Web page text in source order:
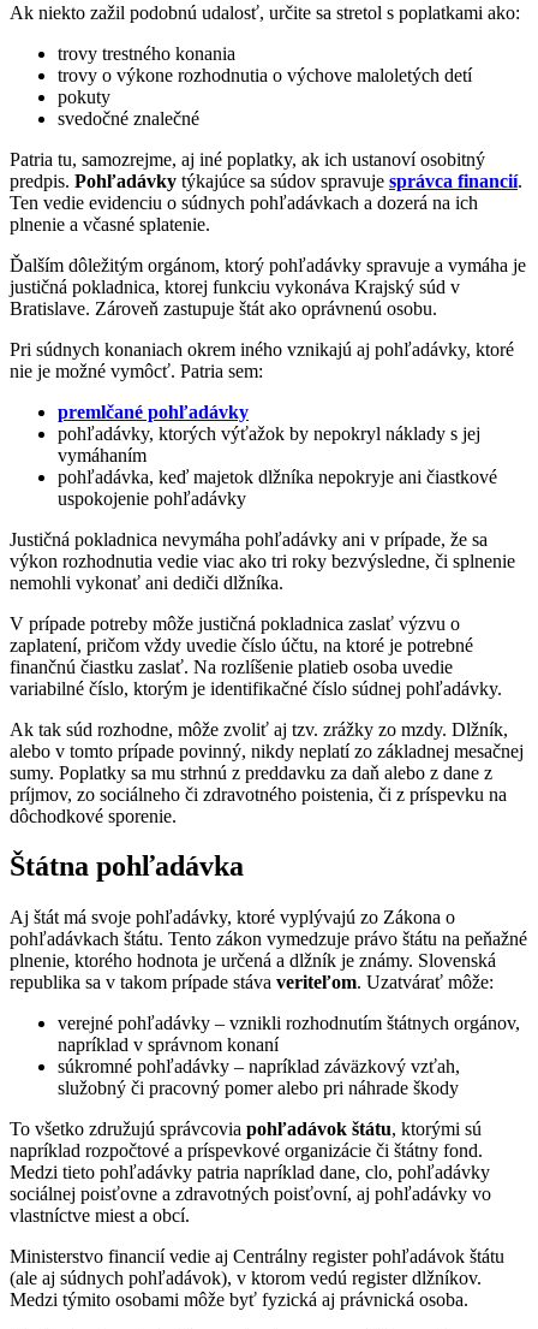
Ak niekto zažil podobnú udalosť, určite sa stretol s poplatkami ako:
trovy trestného konania
trovy o výkone rozhodnutia o výchove maloletých detí
pokuty
svedočné znalečné
Patria tu, samozrejme, aj iné poplatky, ak ich ustanoví osobitný
predpis. Pohľadávky týkajúce sa súdov spravuje správca financií.
Ten vedie evidenciu o súdnych pohľadávkach a dozerá na ich
plnenie a včasné splatenie.
Ďalším dôležitým orgánom, ktorý pohľadávky spravuje a vymáha je
justičná pokladnica, ktorej funkciu vykonáva Krajský súd v
Bratislave. Zároveň zastupuje štát ako oprávnenú osobu.
Pri súdnych konaniach okrem iného vznikajú aj pohľadávky, ktoré
nie je možné vymôcť. Patria sem:
premlčané pohľadávky
pohľadávky, ktorých výťažok by nepokryl náklady s jej
vymáhaním
pohľadávka, keď majetok dlžníka nepokryje ani čiastkové
uspokojenie pohľadávky
Justičná pokladnica nevymáha pohľadávky ani v prípade, že sa
výkon rozhodnutia vedie viac ako tri roky bezvýsledne, či splnenie
nemohli vykonať ani dediči dlžníka.
V prípade potreby môže justičná pokladnica zaslať výzvu o
zaplatení, pričom vždy uvedie číslo účtu, na ktoré je potrebné
finančnú čiastku zaslať. Na rozlíšenie platieb osoba uvedie
variabilné číslo, ktorým je identifikačné číslo súdnej pohľadávky.
Ak tak súd rozhodne, môže zvoliť aj tzv. zrážky zo mzdy. Dlžník,
alebo v tomto prípade povinný, nikdy neplatí zo základnej mesačnej
sumy. Poplatky sa mu strhnú z preddavku za daň alebo z dane z
príjmov, zo sociálneho či zdravotného poistenia, či z príspevku na
dôchodkové sporenie.
Štátna pohľadávka
Aj štát má svoje pohľadávky, ktoré vyplývajú zo Zákona o
pohľadávkach štátu. Tento zákon vymedzuje právo štátu na peňažné
plnenie, ktorého hodnota je určená a dlžník je známy. Slovenská
republika sa v takom prípade stáva veriteľom. Uzatvárať môže:
verejné pohľadávky – vznikli rozhodnutím štátnych orgánov,
napríklad v správnom konaní
súkromné pohľadávky – napríklad záväzkový vzťah,
služobný či pracovný pomer alebo pri náhrade škody
To všetko združujú správcovia pohľadávok štátu, ktorými sú
napríklad rozpočtové a príspevkové organizácie či štátny fond.
Medzi tieto pohľadávky patria napríklad dane, clo, pohľadávky
sociálnej poisťovne a zdravotných poisťovní, aj pohľadávky vo
vlastníctve miest a obcí.
Ministerstvo financií vedie aj Centrálny register pohľadávok štátu
(ale aj súdnych pohľadávok), v ktorom vedú register dlžníkov.
Medzi týmito osobami môže byť fyzická aj právnická osoba.